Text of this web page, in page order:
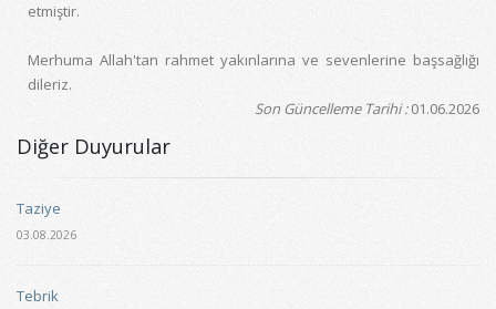
etmiştir.
Merhuma Allah'tan rahmet yakınlarına ve sevenlerine başsağlığı
dileriz.
Son Güncelleme Tarihi :01.06.2026
Diğer Duyurular
Taziye
03.08.2026
Tebrik